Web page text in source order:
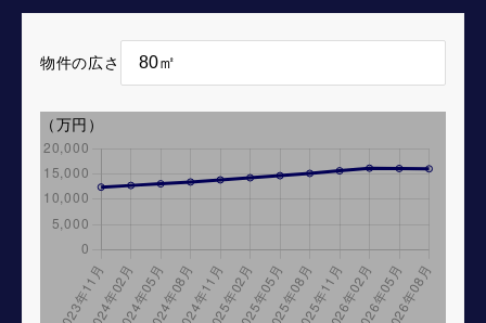
物件の広さ
（万円）